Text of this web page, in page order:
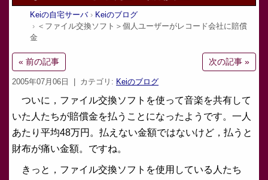
Keiの自宅サーバ
Keiのブログ
＜ファイル交換ソフト＞個人ユーザーがレコード会社に賠償
金
« 前の記事 次の記事 »
2005年07月06日 | カテゴリ: Keiのブログ
ついに，ファイル交換ソフトを使って音楽を共有して
いた人たちが賠償金を払うことになったようです。一人
あたり平均48万円。払えない金額ではないけど，払うと
財布が痛い金額。ですね。
きっと，ファイル交換ソフトを使用している人たち